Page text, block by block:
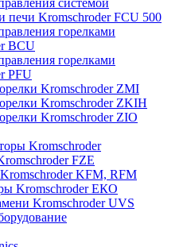
системой
печи Kromschroder FCU 500
горелками
BCU
горелками
PFU
Kromschroder ZМI
Kromschroder ZKIH
Kromschroder ZIO
Kromschroder
FZE
KFM, RFM
Kromschroder ЕКО
Kromschroder UVS